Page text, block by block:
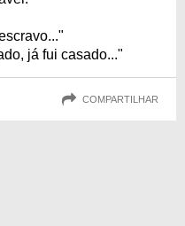
já fui casado..."
COMPARTILHAR